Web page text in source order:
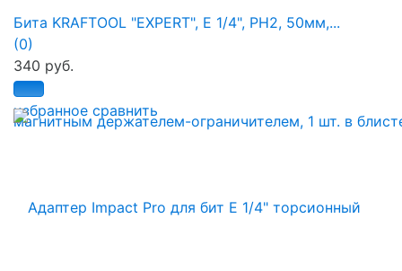
избранное сравнить
Бита KRAFTOOL "ЕХPERT", E 1/4", PH2, 50мм,...
(0)
340 руб.